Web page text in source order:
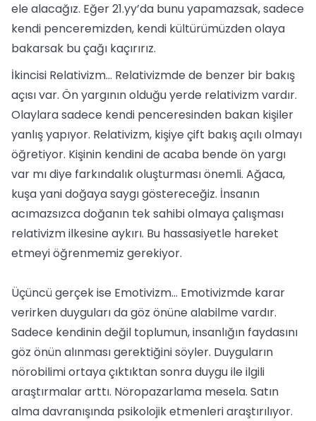
ele alacağız. Eğer 21.yy’da bunu yapamazsak, sadece
kendi penceremizden, kendi kültürümüzden olaya
bakarsak bu çağı kaçırırız.
İkincisi Relativizm… Relativizmde de benzer bir bakış
açısı var. Ön yargının olduğu yerde relativizm vardır.
Olaylara sadece kendi penceresinden bakan kişiler
yanlış yapıyor. Relativizm, kişiye çift bakış açılı olmayı
öğretiyor. Kişinin kendini de acaba bende ön yargı
var mı diye farkındalık oluşturması önemli. Ağaca,
kuşa yani doğaya saygı göstereceğiz. İnsanın
acımazsızca doğanın tek sahibi olmaya çalışması
relativizm ilkesine aykırı. Bu hassasiyetle hareket
etmeyi öğrenmemiz gerekiyor.
Üçüncü gerçek ise Emotivizm… Emotivizmde karar
verirken duyguları da göz önüne alabilme vardır.
Sadece kendinin değil toplumun, insanlığın faydasını
göz önün alınması gerektiğini söyler. Duyguların
nörobilimi ortaya çıktıktan sonra duygu ile ilgili
araştırmalar arttı. Nöropazarlama mesela. Satın
alma davranışında psikolojik etmenleri araştırılıyor.